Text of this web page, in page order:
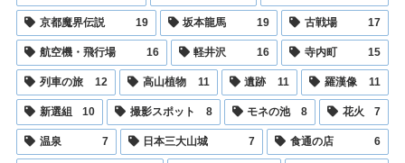
京都魔界伝説 19 坂本龍馬 19 古戦場 17
航空機・飛行場 16 軽井沢 16 寺内町 15
列車の旅 12 高山植物 11 遺跡 11 羅漢像 11
新選組 10 撮影スポット 8 モネの池 8 花火 7
温泉 7 日本三大山城 7 食通の店 6